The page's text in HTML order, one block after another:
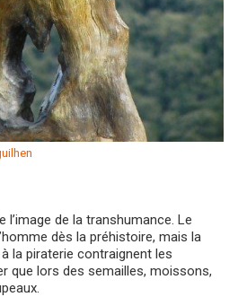
l’image de la transhumance. Le
dès la préhistoire, mais la
la piraterie contraignent les
que lors des semailles, moissons,